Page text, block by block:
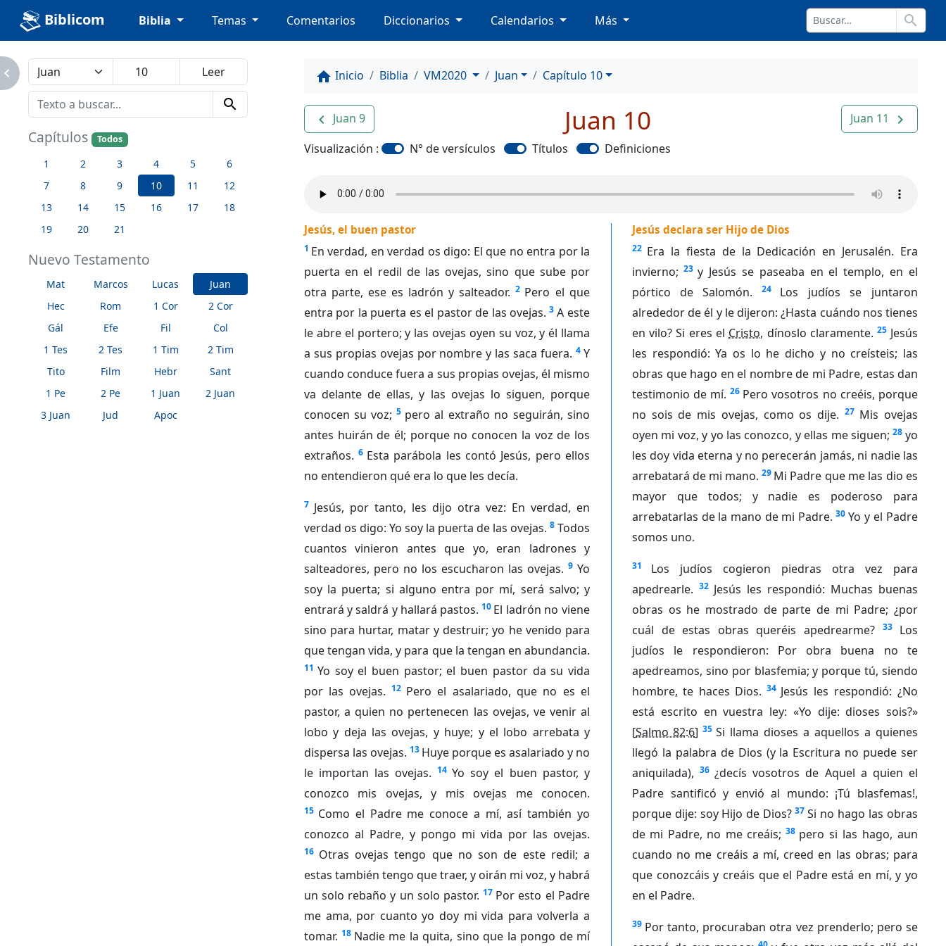
Biblicom Biblia Temas Comentarios Diccionarios Calendarios Más search
search
Capítulos Todos
1 2 3 4 5
6
7
8 9 10 11
12
13
14 15 16 17
18
19
20 21
Nuevo Testamento
Mat Marcos Lucas
Juan
Hec
Rom 1 Cor
2 Cor
Gál
Efe Fil
Col
1 Tes
2 Tes 1 Tim
2 Tim
Tito
Film Hebr
Sant
1 Pe
2 Pe 1 Juan
2 Juan
3 Juan
Jud Apoc
home Inicio Biblia VM2020 Juan Capítulo 10
navigate_before Juan 9 Juan 11 navigate_next
Juan 10
Visualización : N° de versículos Títulos Definiciones
Jesús, el buen pastor
1 En verdad, en verdad os digo: El que no entra por la
puerta en el redil de las ovejas, sino que sube por
otra parte, ese es ladrón y salteador. 2 Pero el que
entra por la puerta es el pastor de las ovejas. 3 A este
le abre el portero; y las ovejas oyen su voz, y él llama
a sus propias ovejas por nombre y las saca fuera. 4 Y
cuando conduce fuera a sus propias ovejas, él mismo
va delante de ellas, y las ovejas lo siguen, porque
conocen su voz; 5 pero al extraño no seguirán, sino
antes huirán de él; porque no conocen la voz de los
extraños. 6 Esta parábola les contó Jesús, pero ellos
no entendieron qué era lo que les decía.
7 Jesús, por tanto, les dijo otra vez: En verdad, en
verdad os digo: Yo soy la puerta de las ovejas. 8 Todos
cuantos vinieron antes que yo, eran ladrones y
salteadores, pero no los escucharon las ovejas. 9 Yo
soy la puerta; si alguno entra por mí, será salvo; y
entrará y saldrá y hallará pastos. 10 El ladrón no viene
sino para hurtar, matar y destruir; yo he venido para
que tengan vida, y para que la tengan en abundancia.
11 Yo soy el buen pastor; el buen pastor da su vida
por las ovejas. 12 Pero el asalariado, que no es el
pastor, a quien no pertenecen las ovejas, ve venir al
lobo y deja las ovejas, y huye; y el lobo arrebata y
dispersa las ovejas. 13 Huye porque es asalariado y no
le importan las ovejas. 14 Yo soy el buen pastor, y
conozco mis ovejas, y mis ovejas me conocen.
15 Como el Padre me conoce a mí, así también yo
conozco al Padre, y pongo mi vida por las ovejas.
16 Otras ovejas tengo que no son de este redil; a
estas también tengo que traer, y oirán mi voz, y habrá
un solo rebaño y un solo pastor. 17 Por esto el Padre
me ama, por cuanto yo doy mi vida para volverla a
tomar. 18 Nadie me la quita, sino que la pongo de mí
Jesús declara ser Hijo de Dios
22 Era la fiesta de la Dedicación en Jerusalén. Era
invierno; 23 y Jesús se paseaba en el templo, en el
pórtico de Salomón.
24
Los judíos se juntaron
alrededor de él y le dijeron: ¿Hasta cuándo nos tienes
en vilo? Si eres el Cristo, dínoslo claramente. 25 Jesús
les respondió: Ya os lo he dicho y no creísteis; las
obras que hago en el nombre de mi Padre, estas dan
testimonio de mí. 26 Pero vosotros no creéis, porque
no sois de mis ovejas, como os dije. 27 Mis ovejas
oyen mi voz, y yo las conozco, y ellas me siguen; 28 yo
les doy vida eterna y no perecerán jamás, ni nadie las
arrebatará de mi mano. 29 Mi Padre que me las dio es
mayor que todos; y nadie es poderoso para
arrebatarlas de la mano de mi Padre. 30 Yo y el Padre
somos uno.
31
Los judíos cogieron piedras otra vez para
apedrearle. 32 Jesús les respondió: Muchas buenas
obras os he mostrado de parte de mi Padre; ¿por
cuál de estas obras queréis apedrearme?
33
Los
judíos le respondieron: Por obra buena no te
apedreamos, sino por blasfemia; y porque tú, siendo
hombre, te haces Dios. 34 Jesús les respondió: ¿No
está escrito en vuestra ley: «Yo dije: dioses sois?»
[Salmo 82:6] 35 Si llama dioses a aquellos a quienes
llegó la palabra de Dios (y la Escritura no puede ser
aniquilada), 36 ¿decís vosotros de Aquel a quien el
Padre santificó y envió al mundo: ¡Tú blasfemas!,
porque dije: soy Hijo de Dios? 37 Si no hago las obras
de mi Padre, no me creáis; 38 pero si las hago, aun
cuando no me creáis a mí, creed en las obras; para
que conozcáis y creáis que el Padre está en mí, y yo
en el Padre.
39 Por tanto, procuraban otra vez prenderlo; pero se